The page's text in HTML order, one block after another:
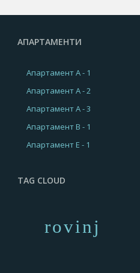
АПАРТАМЕНТИ
Апартамент A - 1
Апартамент A - 2
Апартамент A - 3
Апартамент B - 1
Апартамент E - 1
TAG CLOUD
rovinj